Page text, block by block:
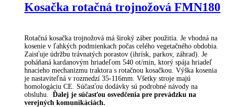
Kosačka rotačná trojnožová FMN180
Rotačná kosačka trojnožová má široký záber použitia. Je vhodná na
kosenie v ľahkých podmienkach počas celého vegetačného obdobia.
Zaisťuje údržbu trávnatých porastov (ihrísk, parkov, záhrad). Je
poháňaná kardanovým hriadeľom 540 ot/min, ktorý spája hriadeľ
hnacieho mechanizmu traktora s rotačnou kosačkou. Výška kosenia
je nastaviteľná v rozmedzí 35-116mm. Všetky stroje majú
homologáciu CE. Súčasťou dodávky sú podrobné návody na
obsluhu. Ďalej je súčasťou osvedčenia pre prevádzku na
verejných komunikáciách.